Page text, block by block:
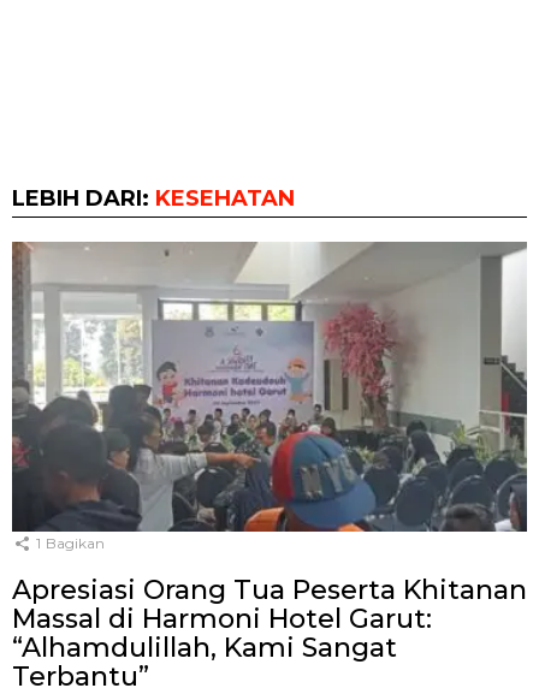
LEBIH DARI: KESEHATAN
1 Bagikan
Apresiasi Orang Tua Peserta Khitanan
Massal di Harmoni Hotel Garut:
“Alhamdulillah, Kami Sangat
Terbantu”